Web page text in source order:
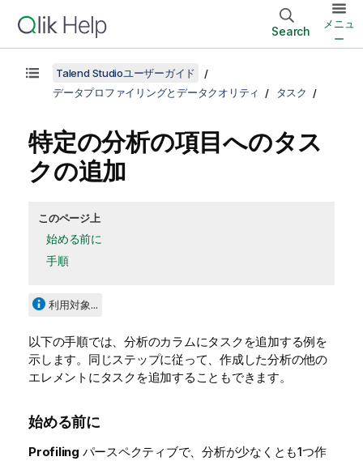
Search
メニュ
ー
Talend Studioユーザーガイド
データプロファイリングとデータクオリティ
タスク
特定の分析の項目へのタス
クの追加
このページ上
始める前に
手順
利用対象...
以下の手順では、分析のカラムにタスクを追加する例を
示します。同じステップに従って、作成した分析の他の
エレメントにタスクを追加することもできます。
始める前に
Profiling パースペクティブで、分析が少なくとも1つ作